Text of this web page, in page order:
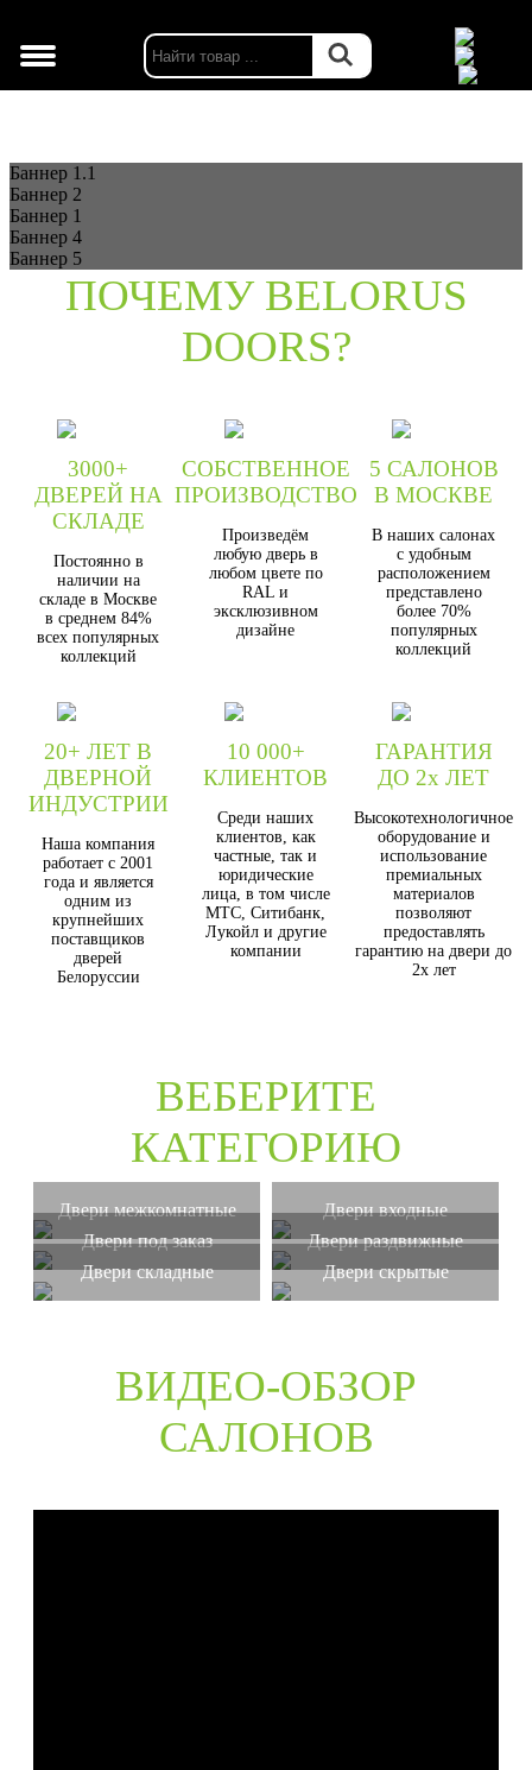
Баннер 1.1
Баннер 2
Баннер 1
Баннер 4
Баннер 5
ПОЧЕМУ BELORUS
DOORS?
3000+
ДВЕРЕЙ НА
СКЛАДЕ
Постоянно в
наличии на
складе в Москве
в среднем 84%
всех популярных
коллекций
СОБСТВЕННОЕ
ПРОИЗВОДСТВО
Произведём
любую дверь в
любом цвете по
RAL и
эксклюзивном
дизайне
5 САЛОНОВ
В МОСКВЕ
В наших салонах
с удобным
расположением
представлено
более 70%
популярных
коллекций
20+ ЛЕТ В
ДВЕРНОЙ
ИНДУСТРИИ
Наша компания
работает с 2001
года и является
одним из
крупнейших
поставщиков
дверей
Белоруссии
10 000+
КЛИЕНТОВ
Среди наших
клиентов, как
частные, так и
юридические
лица, в том числе
МТС, Ситибанк,
Лукойл и другие
компании
ГАРАНТИЯ
ДО 2х ЛЕТ
Высокотехнологичное
оборудование и
использование
премиальных
материалов
позволяют
предоставлять
гарантию на двери до
2х лет
ВЕБЕРИТЕ
КАТЕГОРИЮ
Двери межкомнатные
Двери входные
Двери под заказ
Двери раздвижные
Двери складные
Двери скрытые
ВИДЕО-ОБЗОР
САЛОНОВ